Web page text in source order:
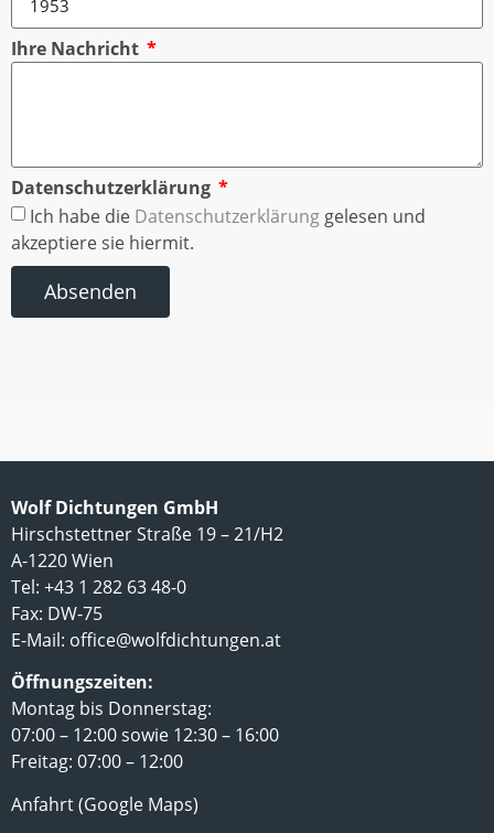
Ihre Nachricht
Datenschutzerklärung
Ich habe die Datenschutzerklärung gelesen und
akzeptiere sie hiermit.
Absenden
Wolf Dichtungen GmbH
Hirschstettner Straße 19 – 21/H2
A-1220 Wien
Tel: +43 1 282 63 48-0
Fax: DW-75
E-Mail: office@wolfdichtungen.at
Öffnungszeiten:
Montag bis Donnerstag:
07:00 – 12:00 sowie 12:30 – 16:00
Freitag: 07:00 – 12:00
Anfahrt (Google Maps)